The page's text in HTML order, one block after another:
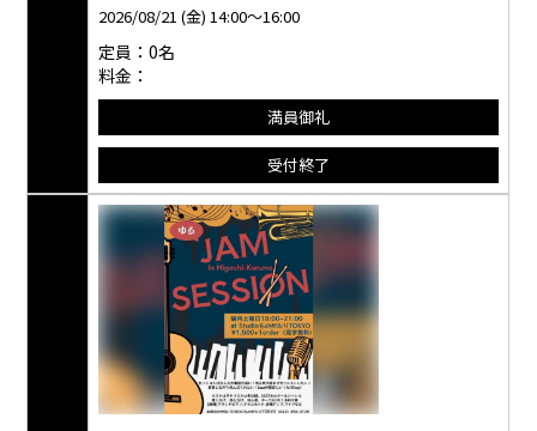
2026/08/21 (金) 14:00～16:00
定員：0名
料金：
満員御礼
受付終了